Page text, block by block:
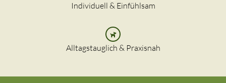
Individuell & Einfühlsam
Alltagstauglich & Praxisnah